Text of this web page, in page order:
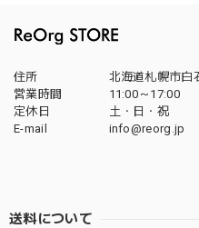
住所
北海道札幌市白
営業時間
11:00～17:00
定休日
土・日・祝
E-mail
info@reorg.jp
送料について